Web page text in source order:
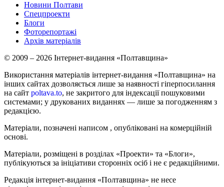
Новини Полтави
Спецпроекти
Блоги
Фоторепортажі
Архів матеріалів
© 2009 – 2026 Інтернет-видання «Полтавщина»
Використання матеріалів інтернет-видання «Полтавщина» на
інших сайтах дозволяється лише за наявності гіперпосилання
на сайт poltava.to, не закритого для індексації пошуковими
системами; у друкованих виданнях — лише за погодженням з
редакцією.
Матеріали, позначені написом , опубліковані на комерційній
основі.
Матеріали, розміщені в розділах «Проекти» та «Блоги»,
публікуються за ініціативи сторонніх осіб і не є редакційними.
Редакція інтернет-видання «Полтавщина» не несе